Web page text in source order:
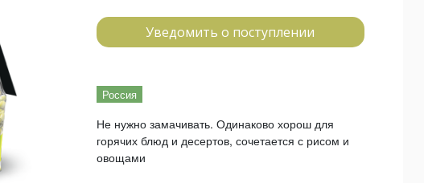
Уведомить о поступлении
Россия
Не нужно замачивать. Одинаково хорош для
горячих блюд и десертов, сочетается с рисом и
овощами